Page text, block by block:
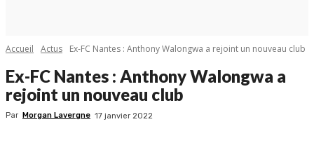
Accueil Actus Ex-FC Nantes : Anthony Walongwa a rejoint un nouveau club
Ex-FC Nantes : Anthony Walongwa a
rejoint un nouveau club
Par Morgan Lavergne 17 janvier 2022